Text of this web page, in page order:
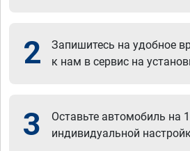
2
Запишитесь на удобное
к нам в сервис на
3
Оставьте автомобиль на
индивидуальной